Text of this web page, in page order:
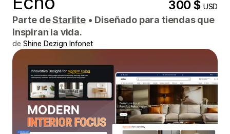
300 $USD
Parte deStarlite • Diseñado para tiendas que
inspiran la vida.
de Shine Dezign Infonet